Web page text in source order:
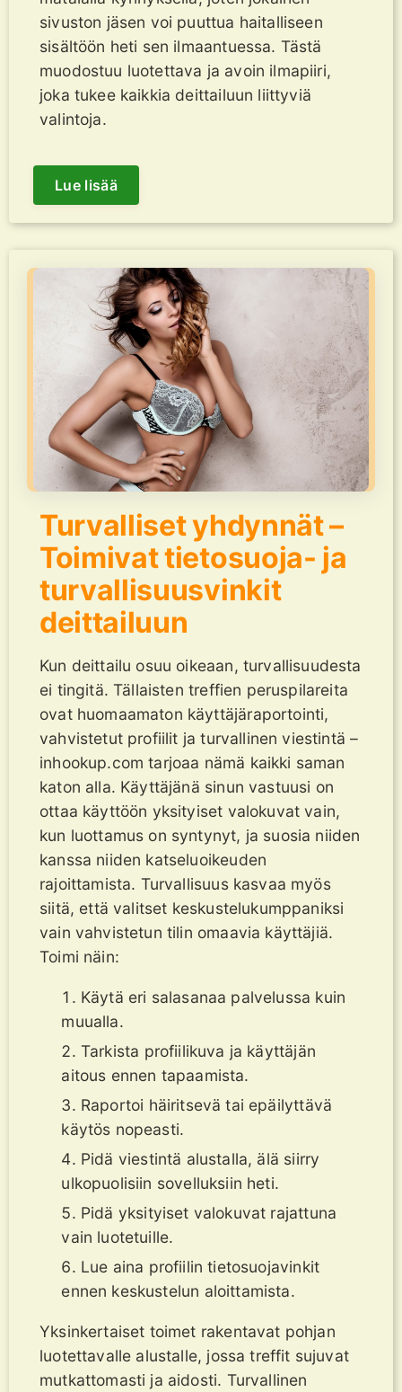
sivuston jäsen voi puuttua haitalliseen
sisältöön heti sen ilmaantuessa. Tästä
muodostuu luotettava ja avoin ilmapiiri,
joka tukee kaikkia deittailuun liittyviä
valintoja.
Lue lisää
Turvalliset yhdynnät –
Toimivat tietosuoja- ja
turvallisuusvinkit
deittailuun
Kun deittailu osuu oikeaan, turvallisuudesta
ei tingitä. Tällaisten treffien peruspilareita
ovat huomaamaton käyttäjäraportointi,
vahvistetut profiilit ja turvallinen viestintä –
inhookup.com tarjoaa nämä kaikki saman
katon alla. Käyttäjänä sinun vastuusi on
ottaa käyttöön yksityiset valokuvat vain,
kun luottamus on syntynyt, ja suosia niiden
kanssa niiden katseluoikeuden
rajoittamista. Turvallisuus kasvaa myös
siitä, että valitset keskustelukumppaniksi
vain vahvistetun tilin omaavia käyttäjiä.
Toimi näin:
Käytä eri salasanaa palvelussa kuin
muualla.
Tarkista profiilikuva ja käyttäjän
aitous ennen tapaamista.
Raportoi häiritsevä tai epäilyttävä
käytös nopeasti.
Pidä viestintä alustalla, älä siirry
ulkopuolisiin sovelluksiin heti.
Pidä yksityiset valokuvat rajattuna
vain luotetuille.
Lue aina profiilin tietosuojavinkit
ennen keskustelun aloittamista.
Yksinkertaiset toimet rakentavat pohjan
luotettavalle alustalle, jossa treffit sujuvat
mutkattomasti ja aidosti. Turvallinen